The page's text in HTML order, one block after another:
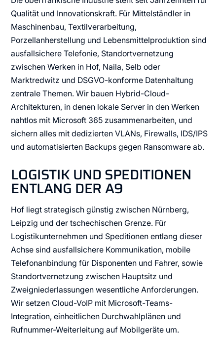
Qualität und Innovationskraft. Für Mittelständler in
Maschinenbau, Textilverarbeitung,
Porzellanherstellung und Lebensmittelproduktion sind
ausfallsichere Telefonie, Standortvernetzung
zwischen Werken in Hof, Naila, Selb oder
Marktredwitz und DSGVO-konforme Datenhaltung
zentrale Themen. Wir bauen Hybrid-Cloud-
Architekturen, in denen lokale Server in den Werken
nahtlos mit Microsoft 365 zusammenarbeiten, und
sichern alles mit dedizierten VLANs, Firewalls, IDS/IPS
und automatisierten Backups gegen Ransomware ab.
LOGISTIK UND SPEDITIONEN
ENTLANG DER A9
Hof liegt strategisch günstig zwischen Nürnberg,
Leipzig und der tschechischen Grenze. Für
Logistikunternehmen und Speditionen entlang dieser
Achse sind ausfallsichere Kommunikation, mobile
Telefonanbindung für Disponenten und Fahrer, sowie
Standortvernetzung zwischen Hauptsitz und
Zweigniederlassungen wesentliche Anforderungen.
Wir setzen Cloud-VoIP mit Microsoft-Teams-
Integration, einheitlichen Durchwahlplänen und
Rufnummer-Weiterleitung auf Mobilgeräte um.